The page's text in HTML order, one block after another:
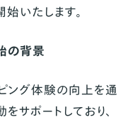
いたします。
の背景
ング体験の向上を通
サポートしており、